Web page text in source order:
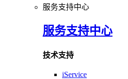
服务支持中心
服务支持中心
技术支持
iService